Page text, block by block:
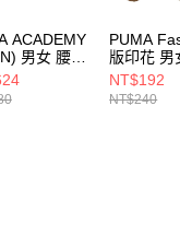
ACADEMY
男女 腰包
PUMA
版印花 男
NT$192
NT$240